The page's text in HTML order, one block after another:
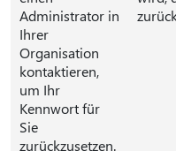
Administrator in
Ihrer
Organisation
kontaktieren,
um Ihr
Kennwort für
Sie
zurückzusetzen.